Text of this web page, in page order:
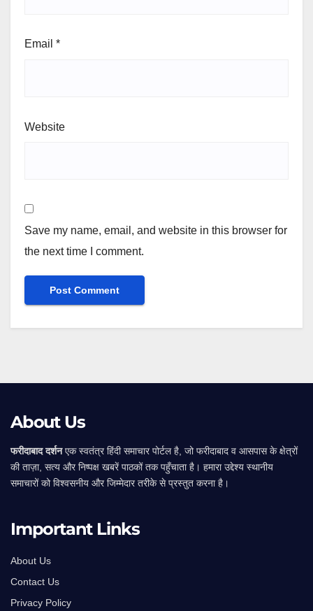
Email *
Website
Save my name, email, and website in this browser for
the next time I comment.
About Us
फरीदाबाद दर्शनएक स्वतंत्र हिंदी समाचार पोर्टल है, जो फरीदाबाद व आसपास के क्षेत्रों
की ताज़ा, सत्य और निष्पक्ष खबरें पाठकों तक पहुँचाता है। हमारा उद्देश्य स्थानीय
समाचारों को विश्वसनीय और जिम्मेदार तरीके से प्रस्तुत करना है।
Important Links
About Us
Contact Us
Privacy Policy